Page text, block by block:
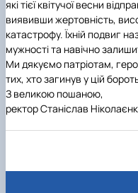
які тієї квітучої весни
виявивши жертовність,
катастрофу. Їхній подвиг
мужності та навічно
Ми дякуємо патріотам,
тих, хто загинув у цій
З великою пошаною,
ректорСтаніслав